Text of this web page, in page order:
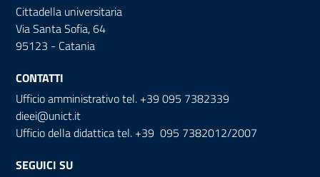
Cittadella universitaria
Via Santa Sofia, 64
95123 - Catania
CONTATTI
Ufficio amministrativo tel. +39 095 7382339
dieei@unict.it
Ufficio della didattica tel. +39 095 7382012/2007
SEGUICI SU